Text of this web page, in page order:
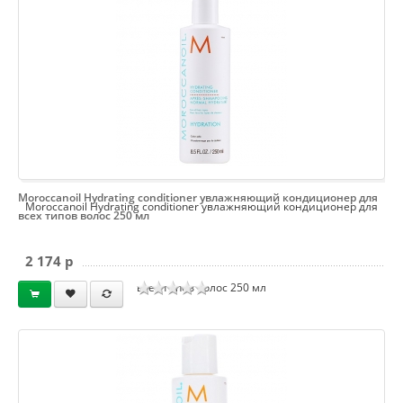
Moroccanoil Hydrating conditioner увлажняющий кондиционер для
всех типов волос 250 мл
Moroccanoil Hydrating conditioner увлажняющий кондиционер для
всех типов волос 250 мл
2 174 p